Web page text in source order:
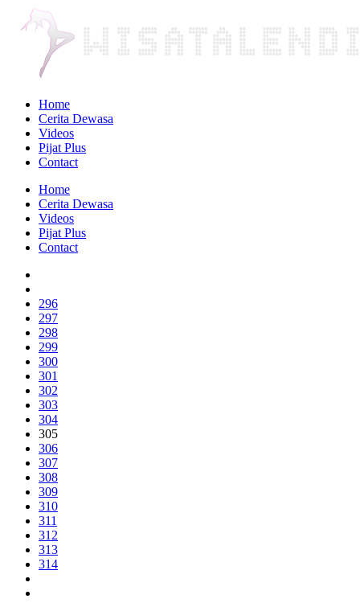
Home
Cerita Dewasa
Videos
Pijat Plus
Contact
Home
Cerita Dewasa
Videos
Pijat Plus
Contact
296
297
298
299
300
301
302
303
304
305
306
307
308
309
310
311
312
313
314